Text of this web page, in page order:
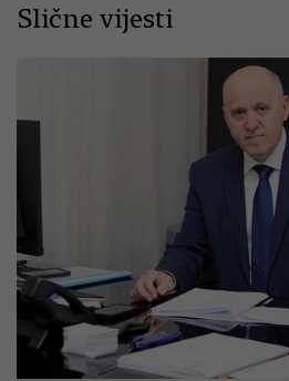
Slične vijesti